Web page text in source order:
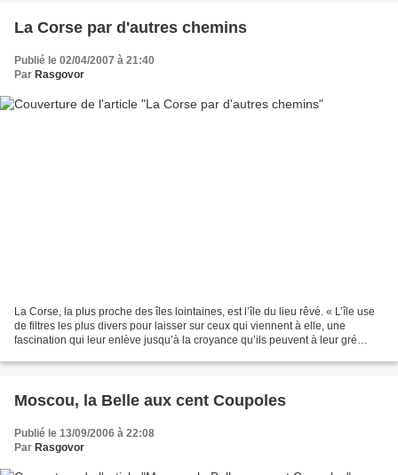
La Corse par d'autres chemins
Publié le 02/04/2007 à 21:40
Par Rasgovor
La Corse, la plus proche des îles lointaines, est l’île du lieu rêvé. « L’île use
de filtres les plus divers pour laisser sur ceux qui viennent à elle, une
fascination qui leur enlève jusqu’à la croyance qu’ils peuvent à leur gré
Moscou, la Belle aux cent Coupoles
Publié le 13/09/2006 à 22:08
Par Rasgovor